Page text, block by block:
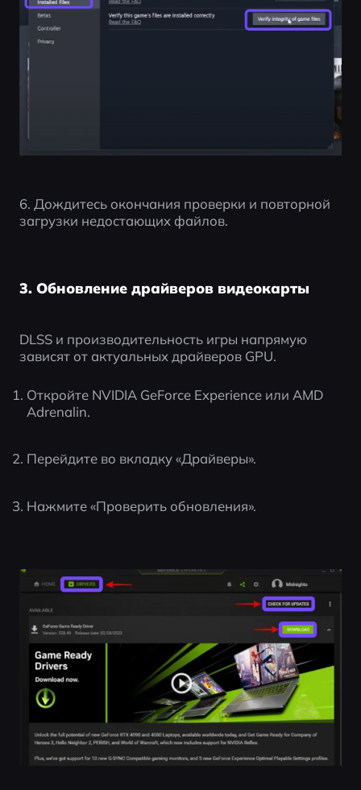
6. Дождитесь окончания проверки и повторной
загрузки недостающих файлов.
3. Обновление драйверов видеокарты
DLSS и производительность игры напрямую
зависят от актуальных драйверов GPU.
Откройте NVIDIA GeForce Experience или AMD
Adrenalin.
Перейдите во вкладку «Драйверы».
Нажмите «Проверить обновления».